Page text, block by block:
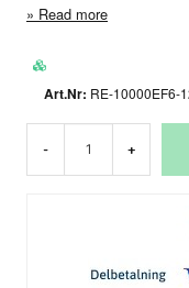
Read more
RE-10000EF6-
- +